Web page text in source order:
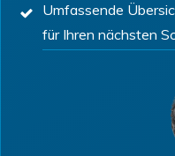
Umfassende
für Ihren nächsten